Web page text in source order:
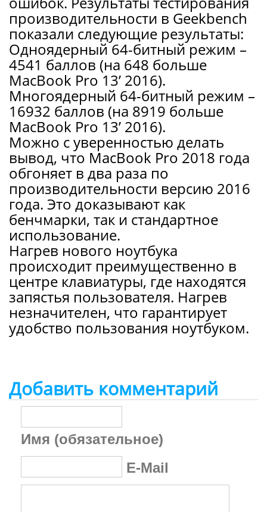
производительности в Geekbench
показали следующие результаты:
Одноядерный 64-битный режим –
4541 баллов (на 648 больше
MacBook Pro 13’ 2016).
Многоядерный 64-битный режим –
16932 баллов (на 8919 больше
MacBook Pro 13’ 2016).
Можно с уверенностью делать
вывод, что MacBook Pro 2018 года
обгоняет в два раза по
производительности версию 2016
года. Это доказывают как
бенчмарки, так и стандартное
использование.
Нагрев нового ноутбука
происходит преимущественно в
центре клавиатуры, где находятся
запястья пользователя. Нагрев
незначителен, что гарантирует
удобство пользования ноутбуком.
Добавить комментарий
Имя (обязательное)
E-Mail